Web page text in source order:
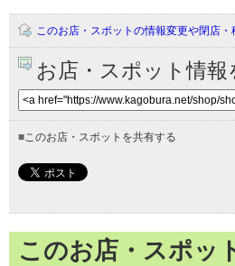
このお店・スポットの情報変更や閉店・
お店・スポット情
■このお店・スポットを共有する
このお店・スポッ